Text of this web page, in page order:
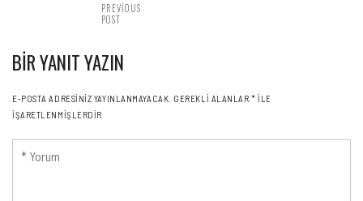
PREVIOUS
POST
BIR YANIT YAZIN
E-POSTA ADRESINIZ YAYINLANMAYACAK. GEREKLI ALANLAR* ILE
IŞARETLENMIŞLERDIR